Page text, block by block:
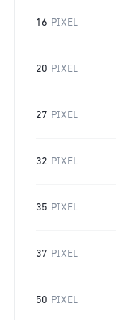
16 PIXEL
20 PIXEL
27 PIXEL
32 PIXEL
35 PIXEL
37 PIXEL
50 PIXEL